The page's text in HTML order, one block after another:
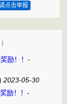
点击举报
)
励！！ -
2023-05-30
励！！ -